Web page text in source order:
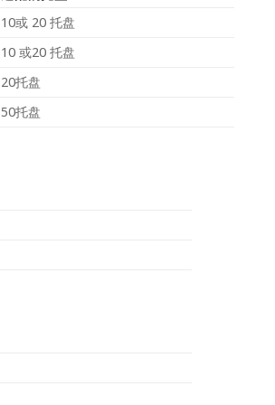
10或 20 托盘
10 或20 托盘
20托盘
50托盘